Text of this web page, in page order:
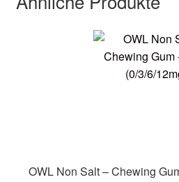
OWL Non Salt – Chewing